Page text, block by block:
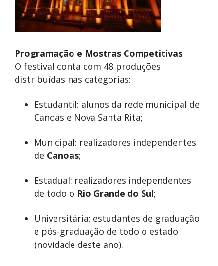
Programação e Mostras Competitivas
O festival conta com 48 produções
distribuídas nas categorias:
Estudantil: alunos da rede municipal de
Canoas e Nova Santa Rita;
Municipal: realizadores independentes
de Canoas;
Estadual: realizadores independentes
de todo o Rio Grande do Sul;
Universitária: estudantes de graduação
e pós-graduação de todo o estado
(novidade deste ano).